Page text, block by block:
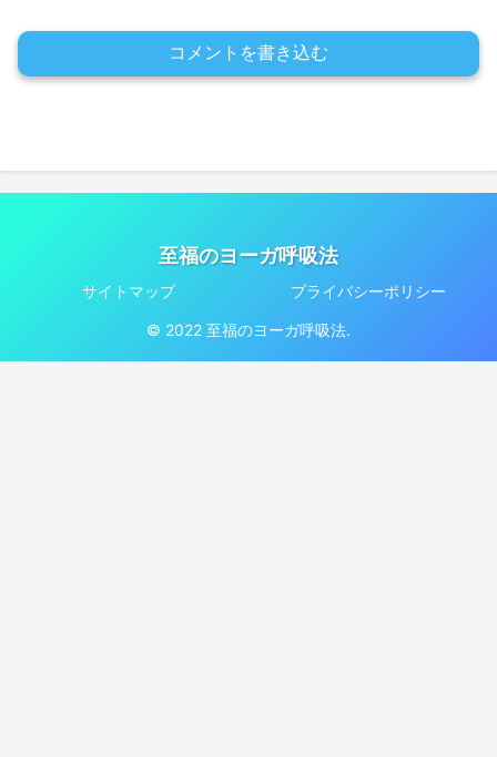
コメントを書き込む
至福のヨーガ呼吸法
サイトマップ プライバシーポリシー
© 2022 至福のヨーガ呼吸法.